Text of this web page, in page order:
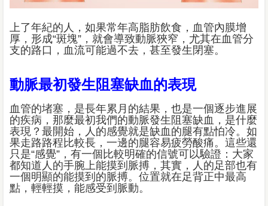
上了年紀的人，如果常年高脂肪飲食，血管內膜增
厚，形成“斑塊”，就會導致動脈狹窄，尤其在血管分
支的路口，血流可能過不去，甚至發生閉塞。
動脈最初發生阻塞缺血的表現
血管的堵塞，是長年累月的結果，也是一個逐步進展
的疾病，那麼最初我們的動脈發生阻塞缺血，是什麼
表現？最開始，人的感覺就是缺血的腿有點怕冷。如
果走路路程比較長，一邊的腿容易疲勞酸痛。這些還
只是“感覺”，有一個比較明確的信號可以驗證：大家
都知道人的手腕上能摸到脈搏，其實，人的足部也有
一個明顯的能摸到的脈搏。位置就在足背正中最高
點，輕輕摸，能感受到脈動。